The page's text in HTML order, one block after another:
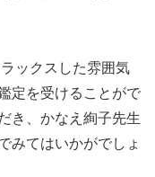
ックスした雰囲気
定を受けることがで
き、かなえ絢子先生
みてはいかがでしょ